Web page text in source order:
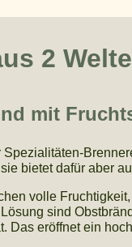
2
mit
Spezialitäten-
bietet dafür aber
volle
sind
Das eröffnet ein